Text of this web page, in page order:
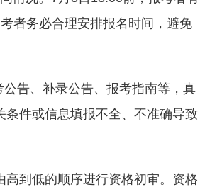
者务必合理安排报名时间，避免
告、补录公告、报考指南等，真
件或信息填报不全、不准确导致
到低的顺序进行资格初审。资格